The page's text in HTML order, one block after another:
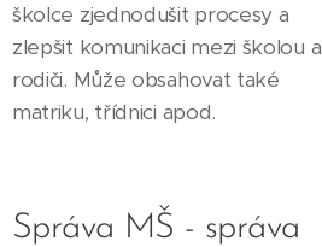
školce zjednodušit procesy a
zlepšit komunikaci mezi školou a
rodiči. Může obsahovat také
matriku, třídnici apod.
Správa MŠ - správa